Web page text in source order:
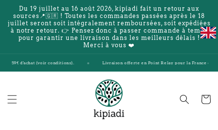
passer
au
contenu
Du 19 juillet au 16 août 2026, kipiadi fait un retour aux
sources📍🇬🇷 ! Toutes les commandes passées après le 18
juillet seront soit intégralement remboursées, soit expédiées
à notre retour. 👉 Pensez donc à passer commande à temps
pour garantir une livraison dans les meilleurs délais !
Merci à vous ❤️
59€ d'achat (voir conditions). Livraison offerte en Point Relay pour la France et la
Panier